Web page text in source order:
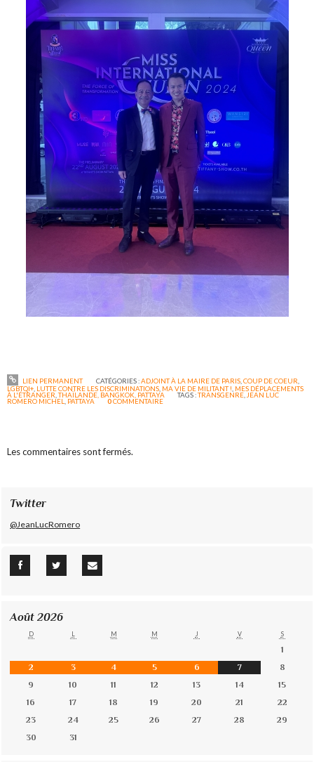
LIEN PERMANENT CATÉGORIES :ADJOINT À LA MAIRE DE PARIS, COUP DE COEUR
LGBTQI+ LUTTE CONTRE LES DISCRIMINATIONS MA VIE DE MILITANT ! MES DÉPLACEMENTS
À L'ÉTRANGER ,THAÏLANDE, BANGKOK, PATTAYA TAGS :TRANSGENRE JEAN LUC
ROMERO MICHEL PATTAYA 0COMMENTAIRE
Les commentaires sont fermés.
Twitter
@JeanLucRomero
Août 2026
D L M M J V S
1
2
3 4 5 6 7
8
9
10 11 12 13 14
15
16
17 18 19 20 21
22
23
24 25 26 27 28
29
30
31